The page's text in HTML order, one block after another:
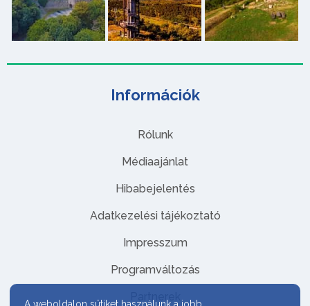
Információk
Rólunk
Médiaajánlat
Hibabejelentés
Adatkezelési tájékoztató
Impresszum
Programváltozás
Partnerek